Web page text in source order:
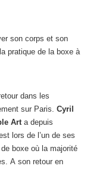
son corps et son
pratique de la boxe à
dans les
sur Paris. Cyril
Art a depuis
lors de l’un de ses
boxe où la majorité
A son retour en